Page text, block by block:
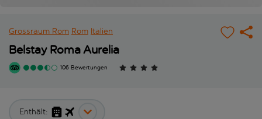
Grossraum Rom Rom Italien
Belstay Roma Aurelia
106 Bewertungen
Enthält: